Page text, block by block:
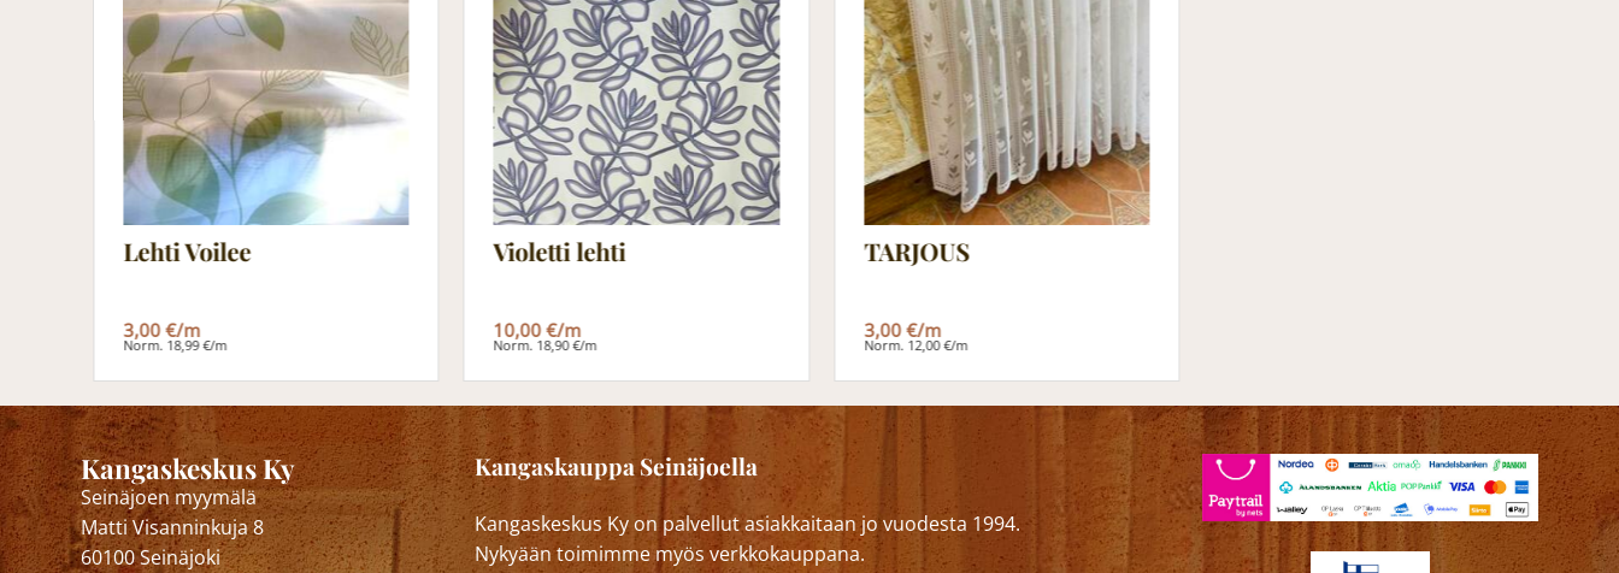
Lehti Voilee
3,00 €/m
Norm. 18,99 €/m
Violetti lehti
10,00 €/m
Norm. 18,90 €/m
TARJOUS
3,00 €/m
Norm. 12,00 €/m
Kangaskeskus Ky
Seinäjoen myymälä
Matti Visanninkuja 8
60100 Seinäjoki
Kangaskauppa Seinäjoella
Kangaskeskus Ky on palvellut asiakkaitaan jo vuodesta 1994.
Nykyään toimimme myös verkkokauppana.